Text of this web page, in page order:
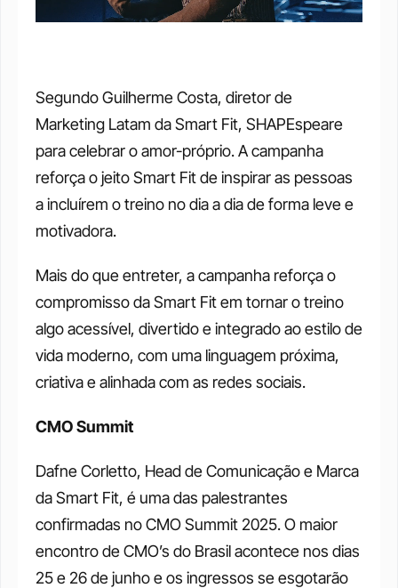
Segundo Guilherme Costa, diretor de
Marketing Latam da Smart Fit, SHAPEspeare
para celebrar o amor-próprio. A campanha
reforça o jeito Smart Fit de inspirar as pessoas
a incluírem o treino no dia a dia de forma leve e
motivadora.
Mais do que entreter, a campanha reforça o
compromisso da Smart Fit em tornar o treino
algo acessível, divertido e integrado ao estilo de
vida moderno, com uma linguagem próxima,
criativa e alinhada com as redes sociais.
CMO Summit
Dafne Corletto, Head de Comunicação e Marca
da Smart Fit, é uma das palestrantes
confirmadas no CMO Summit 2025. O maior
encontro de CMO’s do Brasil acontece nos dias
25 e 26 de junho e os ingressos se esgotarão